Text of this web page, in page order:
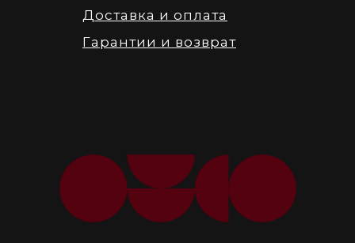
Доставка и оплата
Гарантии и возврат